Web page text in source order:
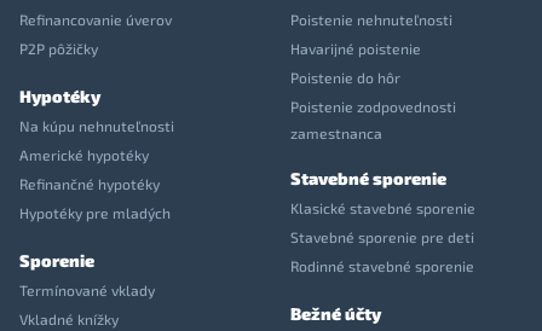
Refinancovanie úverov
P2P pôžičky
Hypotéky
Na kúpu nehnuteľnosti
Americké hypotéky
Refinančné hypotéky
Hypotéky pre mladých
Sporenie
Termínované vklady
Vkladné knížky
Poistenie nehnuteľnosti
Havarijné poistenie
Poistenie do hôr
Poistenie zodpovednosti
zamestnanca
Stavebné sporenie
Klasické stavebné sporenie
Stavebné sporenie pre deti
Rodinné stavebné sporenie
Bežné účty